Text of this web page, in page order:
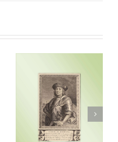
Aventura veneciana y
otros cuentos